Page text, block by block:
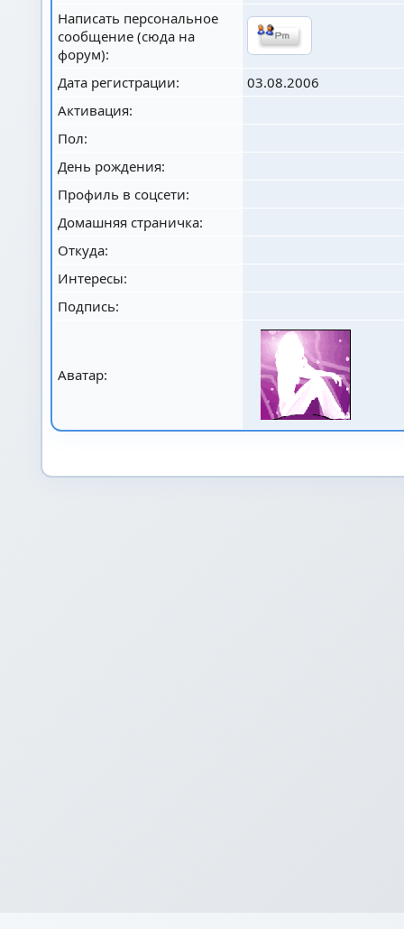
Написать персональное
сообщение (сюда на
форум):
Дата регистрации:
03.08.2006
Активация:
Пол:
День рождения:
Профиль в соцсети:
Домашняя страничка:
Откуда:
Интересы:
Подпись:
Аватар: